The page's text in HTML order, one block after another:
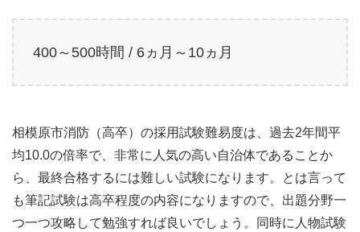
400～500時間 / 6ヵ月～10ヵ月
相模原市消防（高卒）の採用試験難易度は、過去2年間平
均10.0の倍率で、非常に人気の高い自治体であることか
ら、最終合格するには難しい試験になります。とは言って
も筆記試験は高卒程度の内容になりますので、出題分野一
つ一つ攻略して勉強すれば良いでしょう。同時に人物試験